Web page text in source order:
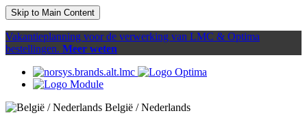
Skip to Main Content
Vakantieplanning voor de verwerking van LMC & Optima
bestellingen. Meer weten
België / Nederlands